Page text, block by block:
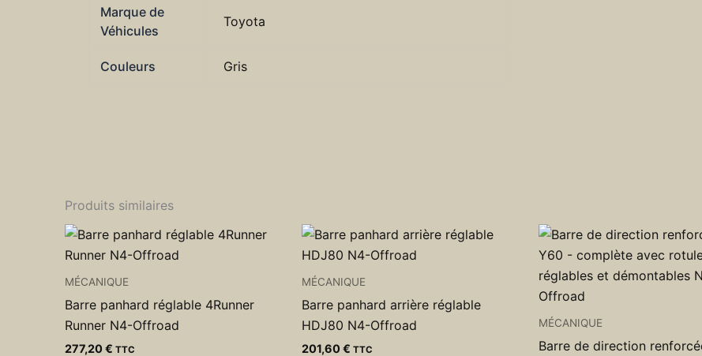
Marque de
Véhicules
Toyota
Couleurs Gris
Produits similaires
MÉCANIQUE
Barre panhard réglable 4Runner
Runner N4-Offroad
277,20€ TTC
MÉCANIQUE
Barre panhard arrière réglable
HDJ80 N4-Offroad
201,60€ TTC
MÉCANIQUE
Barre de direction